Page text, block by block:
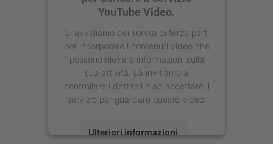
YouTube Video.
Ci avvaliamo dei servizi di terze parti
per incorporare i contenuti video che
possono rilevare informazioni sulla
sua attività. La invitiamo a
controllare i dettagli e ad accettare il
servizio per guardare questo video.
Ulteriori informazioni